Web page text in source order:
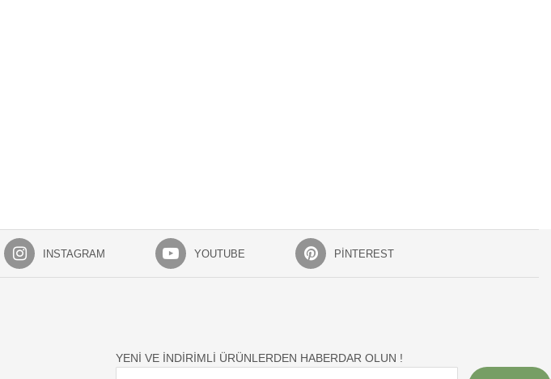
INSTAGRAM YOUTUBE PINTEREST
YENİ VE İNDİRİMLİ ÜRÜNLERDEN HABERDAR OLUN !